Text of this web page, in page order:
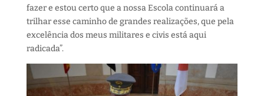
fazer e estou certo que a nossa Escola continuará a
trilhar esse caminho de grandes realizações, que pela
excelência dos meus militares e civis está aqui
radicada”.